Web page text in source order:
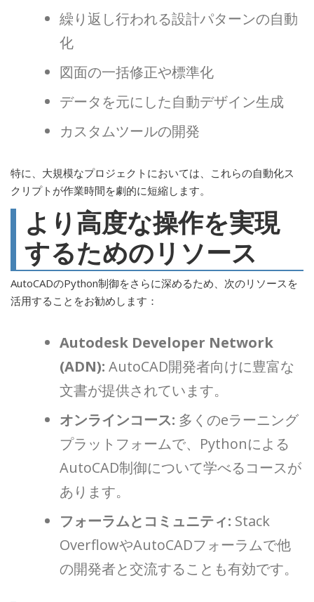
繰り返し行われる設計パターンの自動
化
図面の一括修正や標準化
データを元にした自動デザイン生成
カスタムツールの開発
特に、大規模なプロジェクトにおいては、これらの自動化ス
クリプトが作業時間を劇的に短縮します。
より高度な操作を実現
するためのリソース
AutoCADのPython制御をさらに深めるため、次のリソースを
活用することをお勧めします：
Autodesk Developer Network
(ADN): AutoCAD開発者向けに豊富な
文書が提供されています。
オンラインコース: 多くのeラーニング
プラットフォームで、Pythonによる
AutoCAD制御について学べるコースが
あります。
フォーラムとコミュニティ: Stack
OverflowやAutoCADフォーラムで他
の開発者と交流することも有効です。